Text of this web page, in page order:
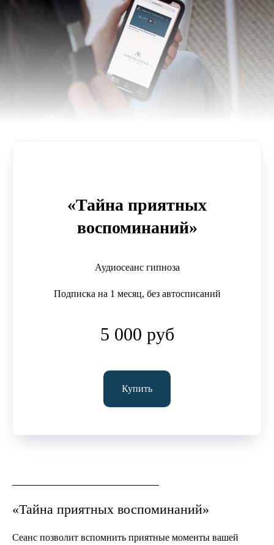
«Тайна приятных
воспоминаний»
Аудиосеанс гипноза
Подписка на 1 месяц, без автосписаний
5 000 руб
Купить
«Тайна приятных воспоминаний»
Сеанс позволит вспомнить приятные моменты вашей